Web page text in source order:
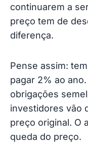
Como eu
Nota final
continuarem a
preço tem de
diferença.
Pense assim:
pagar 2% ao
obrigações
investidores vão
preço original. O
queda do preço.